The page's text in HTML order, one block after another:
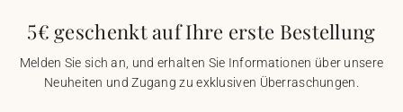
5€ geschenkt auf Ihre erste Bestellung
Melden Sie sich an, und erhalten Sie Informationen über unsere
Neuheiten und Zugang zu exklusiven Überraschungen.